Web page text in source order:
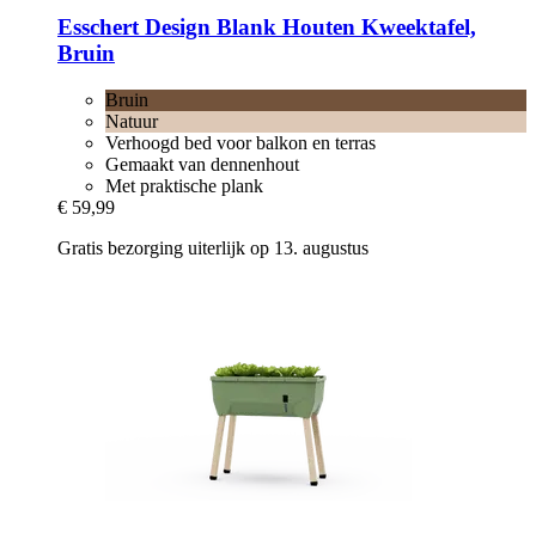
Esschert Design Blank Houten Kweektafel,
Bruin
Bruin
Natuur
Verhoogd bed voor balkon en terras
Gemaakt van dennenhout
Met praktische plank
€ 59,99
Gratis bezorging uiterlijk op 13. augustus